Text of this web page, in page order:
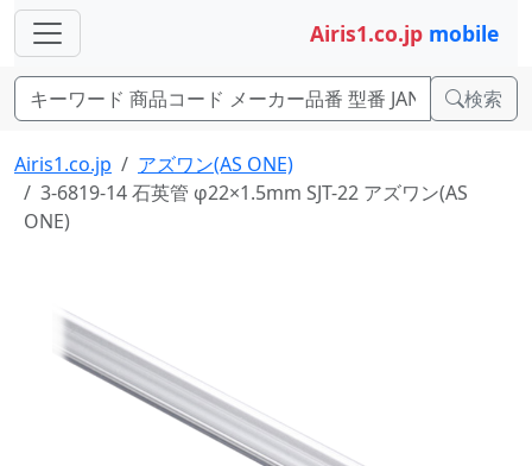
Airis1.co.jp mobile
検索
Airis1.co.jp
アズワン(AS ONE)
3-6819-14 石英管 φ22×1.5mm SJT-22 アズワン(AS
ONE)